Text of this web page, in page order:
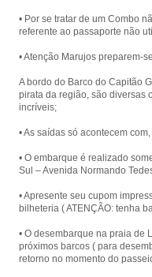
• Por se tratar de um Combo
referente ao passaporte não
• Atenção Marujos preparem-
A bordo do Barco do Capitão
pirata da região, são diversas
incríveis;
• As saídas só acontecem
• O embarque é realizado
Sul – Avenida Normando
• Apresente seu cupom
bilheteria ( ATENÇÃO: tenha
• O desembarque na praia de
próximos barcos ( para
retorno no momento do